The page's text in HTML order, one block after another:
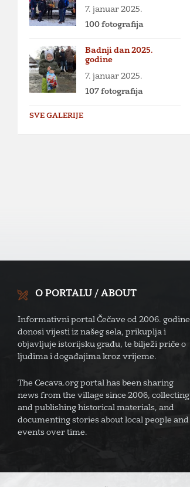
7. januar 2025.
100 fotografija
Badnji dan 2025.
godine
7. januar 2025.
107 fotografija
SVE GALERIJE
O PORTALU / ABOUT
Informativni portal Čečave od 2006. godine
donosi vijesti iz našeg sela, prikuplja i
objavljuje istorijsku građu, te bilježi priče o
ljudima i događajima kroz vrijeme.
The Cecava.org portal has been sharing
news from the village since 2006, collecting
and publishing historical materials, and
documenting stories about local people and
events over time.